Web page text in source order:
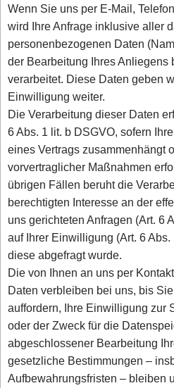
Wenn Sie uns per E-Mail,
wird Ihre Anfrage inklusive aller
personenbezogenen Daten
der Bearbeitung Ihres Anliegens
verarbeitet. Diese Daten geben
Einwilligung weiter.
Die Verarbeitung dieser Daten
6 Abs. 1 lit. b DSGVO, sofern
eines Vertrags zusammenhängt
vorvertraglicher Maßnahmen
übrigen Fällen beruht die
berechtigten Interesse an der
uns gerichteten Anfragen (Art. 6
auf Ihrer Einwilligung (Art. 6
diese abgefragt wurde.
Die von Ihnen an uns per
Daten verbleiben bei uns, bis
auffordern, Ihre Einwilligung zur
oder der Zweck für die
abgeschlossener Bearbeitung
gesetzliche Bestimmungen –
Aufbewahrungsfristen – bleiben